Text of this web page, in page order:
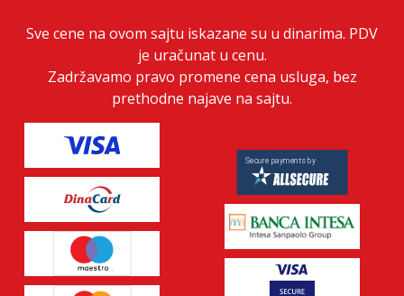
Sve cene na ovom sajtu iskazane su u dinarima. PDV
je uračunat u cenu.
Zadržavamo pravo promene cena usluga, bez
prethodne najave na sajtu.